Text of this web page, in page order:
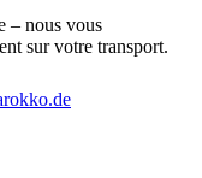
– nous vous
sur votre transport.